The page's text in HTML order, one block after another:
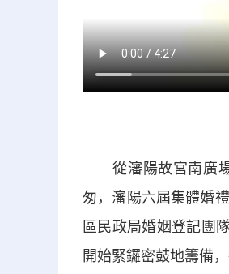
從瀋陽故宮南廣場
匆，瀋陽六屆集體婚
區民政局婚姻登記團
開始緊鑼密鼓地籌備